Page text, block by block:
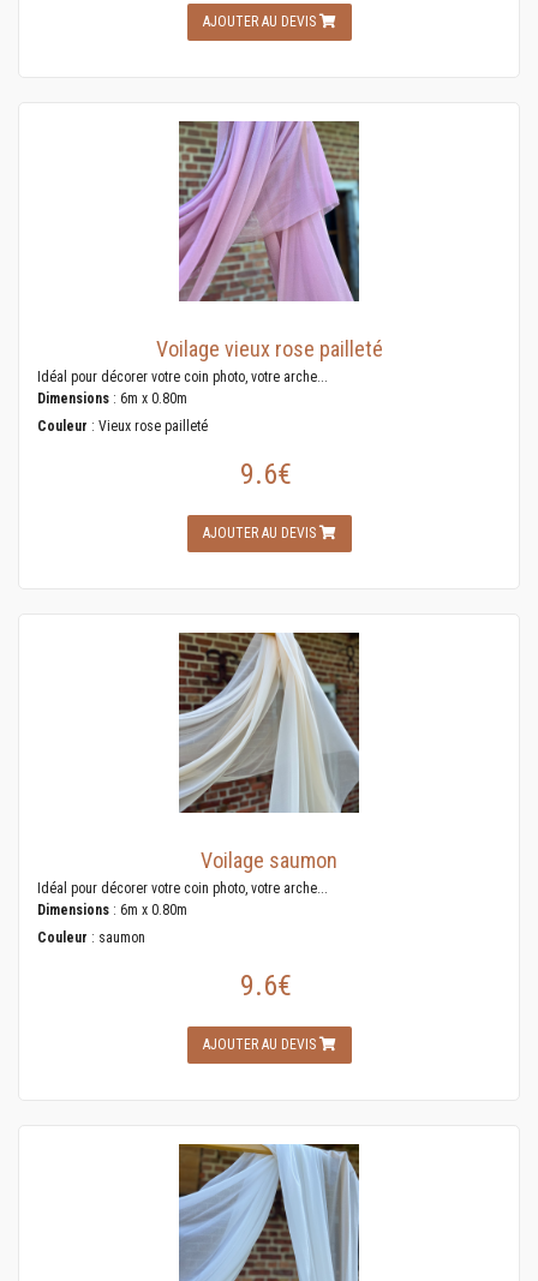
AJOUTER AU DEVIS
Voilage vieux rose pailleté
Idéal pour décorer votre coin photo, votre arche...
Dimensions : 6m x 0.80m
Couleur : Vieux rose pailleté
9.6€
AJOUTER AU DEVIS
Voilage saumon
Idéal pour décorer votre coin photo, votre arche...
Dimensions : 6m x 0.80m
Couleur : saumon
9.6€
AJOUTER AU DEVIS